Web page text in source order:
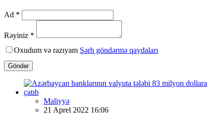
Ad *
Rəyiniz *
Oxudum və razıyam Şərh göndərmə qaydaları
Göndər
Maliyyə
21 Aprel 2022 16:06